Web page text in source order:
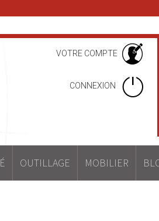
VOTRE COMPTE
CONNEXION
OUTILLAGE MOBILIER